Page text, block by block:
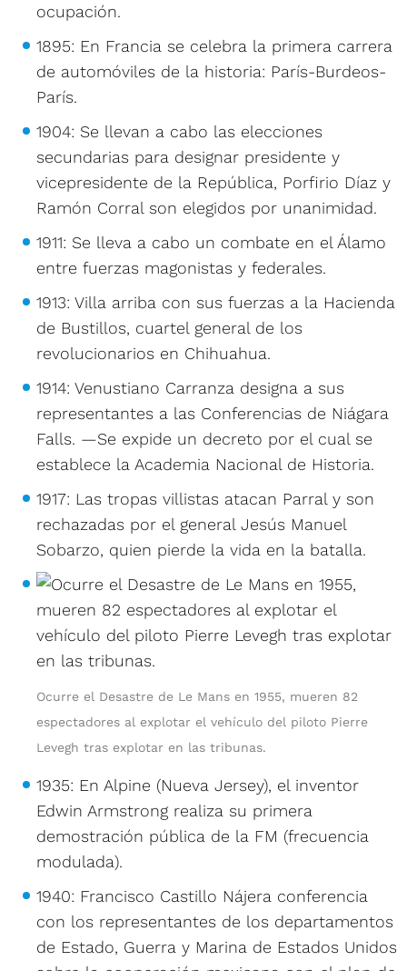
ocupación.
1895: En Francia se celebra la primera carrera
de automóviles de la historia: París-Burdeos-
París.
1904: Se llevan a cabo las elecciones
secundarias para designar presidente y
vicepresidente de la República, Porfirio Díaz y
Ramón Corral son elegidos por unanimidad.
1911: Se lleva a cabo un combate en el Álamo
entre fuerzas magonistas y federales.
1913: Villa arriba con sus fuerzas a la Hacienda
de Bustillos, cuartel general de los
revolucionarios en Chihuahua.
1914: Venustiano Carranza designa a sus
representantes a las Conferencias de Niágara
Falls. —Se expide un decreto por el cual se
establece la Academia Nacional de Historia.
1917: Las tropas villistas atacan Parral y son
rechazadas por el general Jesús Manuel
Sobarzo, quien pierde la vida en la batalla.
Ocurre el Desastre de Le Mans en 1955, mueren 82
espectadores al explotar el vehículo del piloto Pierre
Levegh tras explotar en las tribunas.
1935: En Alpine (Nueva Jersey), el inventor
Edwin Armstrong realiza su primera
demostración pública de la FM (frecuencia
modulada).
1940: Francisco Castillo Nájera conferencia
con los representantes de los departamentos
de Estado, Guerra y Marina de Estados Unidos